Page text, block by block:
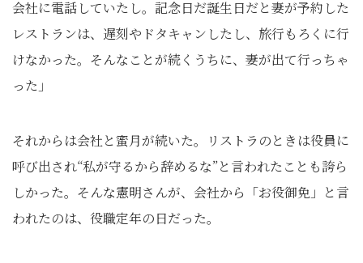
会社に電話していたし。記念日だ誕生日だと妻が予約した
レストランは、遅刻やドタキャンしたし、旅行もろくに行
けなかった。そんなことが続くうちに、妻が出て行っちゃ
った」
それからは会社と蜜月が続いた。リストラのときは役員に
呼び出され“私が守るから辞めるな”と言われたことも誇ら
しかった。そんな憲明さんが、会社から「お役御免」と言
われたのは、役職定年の日だった。